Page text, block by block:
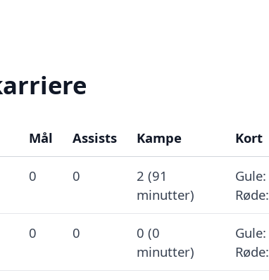
Mål Assists Kampe Kort
0 0
2 (91
minutter)
0 0
0 (0
minutter)